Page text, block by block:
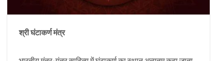
श्री घंटाकर्णमंत्र